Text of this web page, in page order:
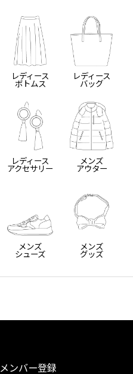
レディース
ボトムス
レディース
バッグ
レディース
アクセサリー
メンズ
アウター
メンズ
シューズ
メンズ
グッズ
メンバー登録